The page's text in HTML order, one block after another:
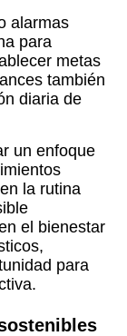
alarmas
para
metas
también
diaria de
un enfoque
la rutina
el bienestar
para